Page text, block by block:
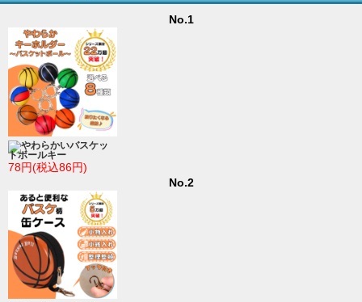
No.1
やわらかいバスケッ
トボールキー
78円(税込86円)
No.2